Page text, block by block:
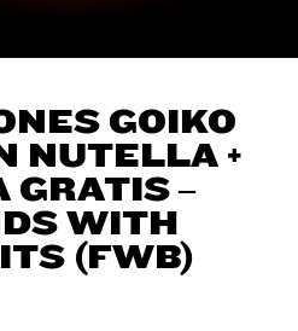
GOIKO
NUTELLA +
GRATIS –
WITH
(FWB)